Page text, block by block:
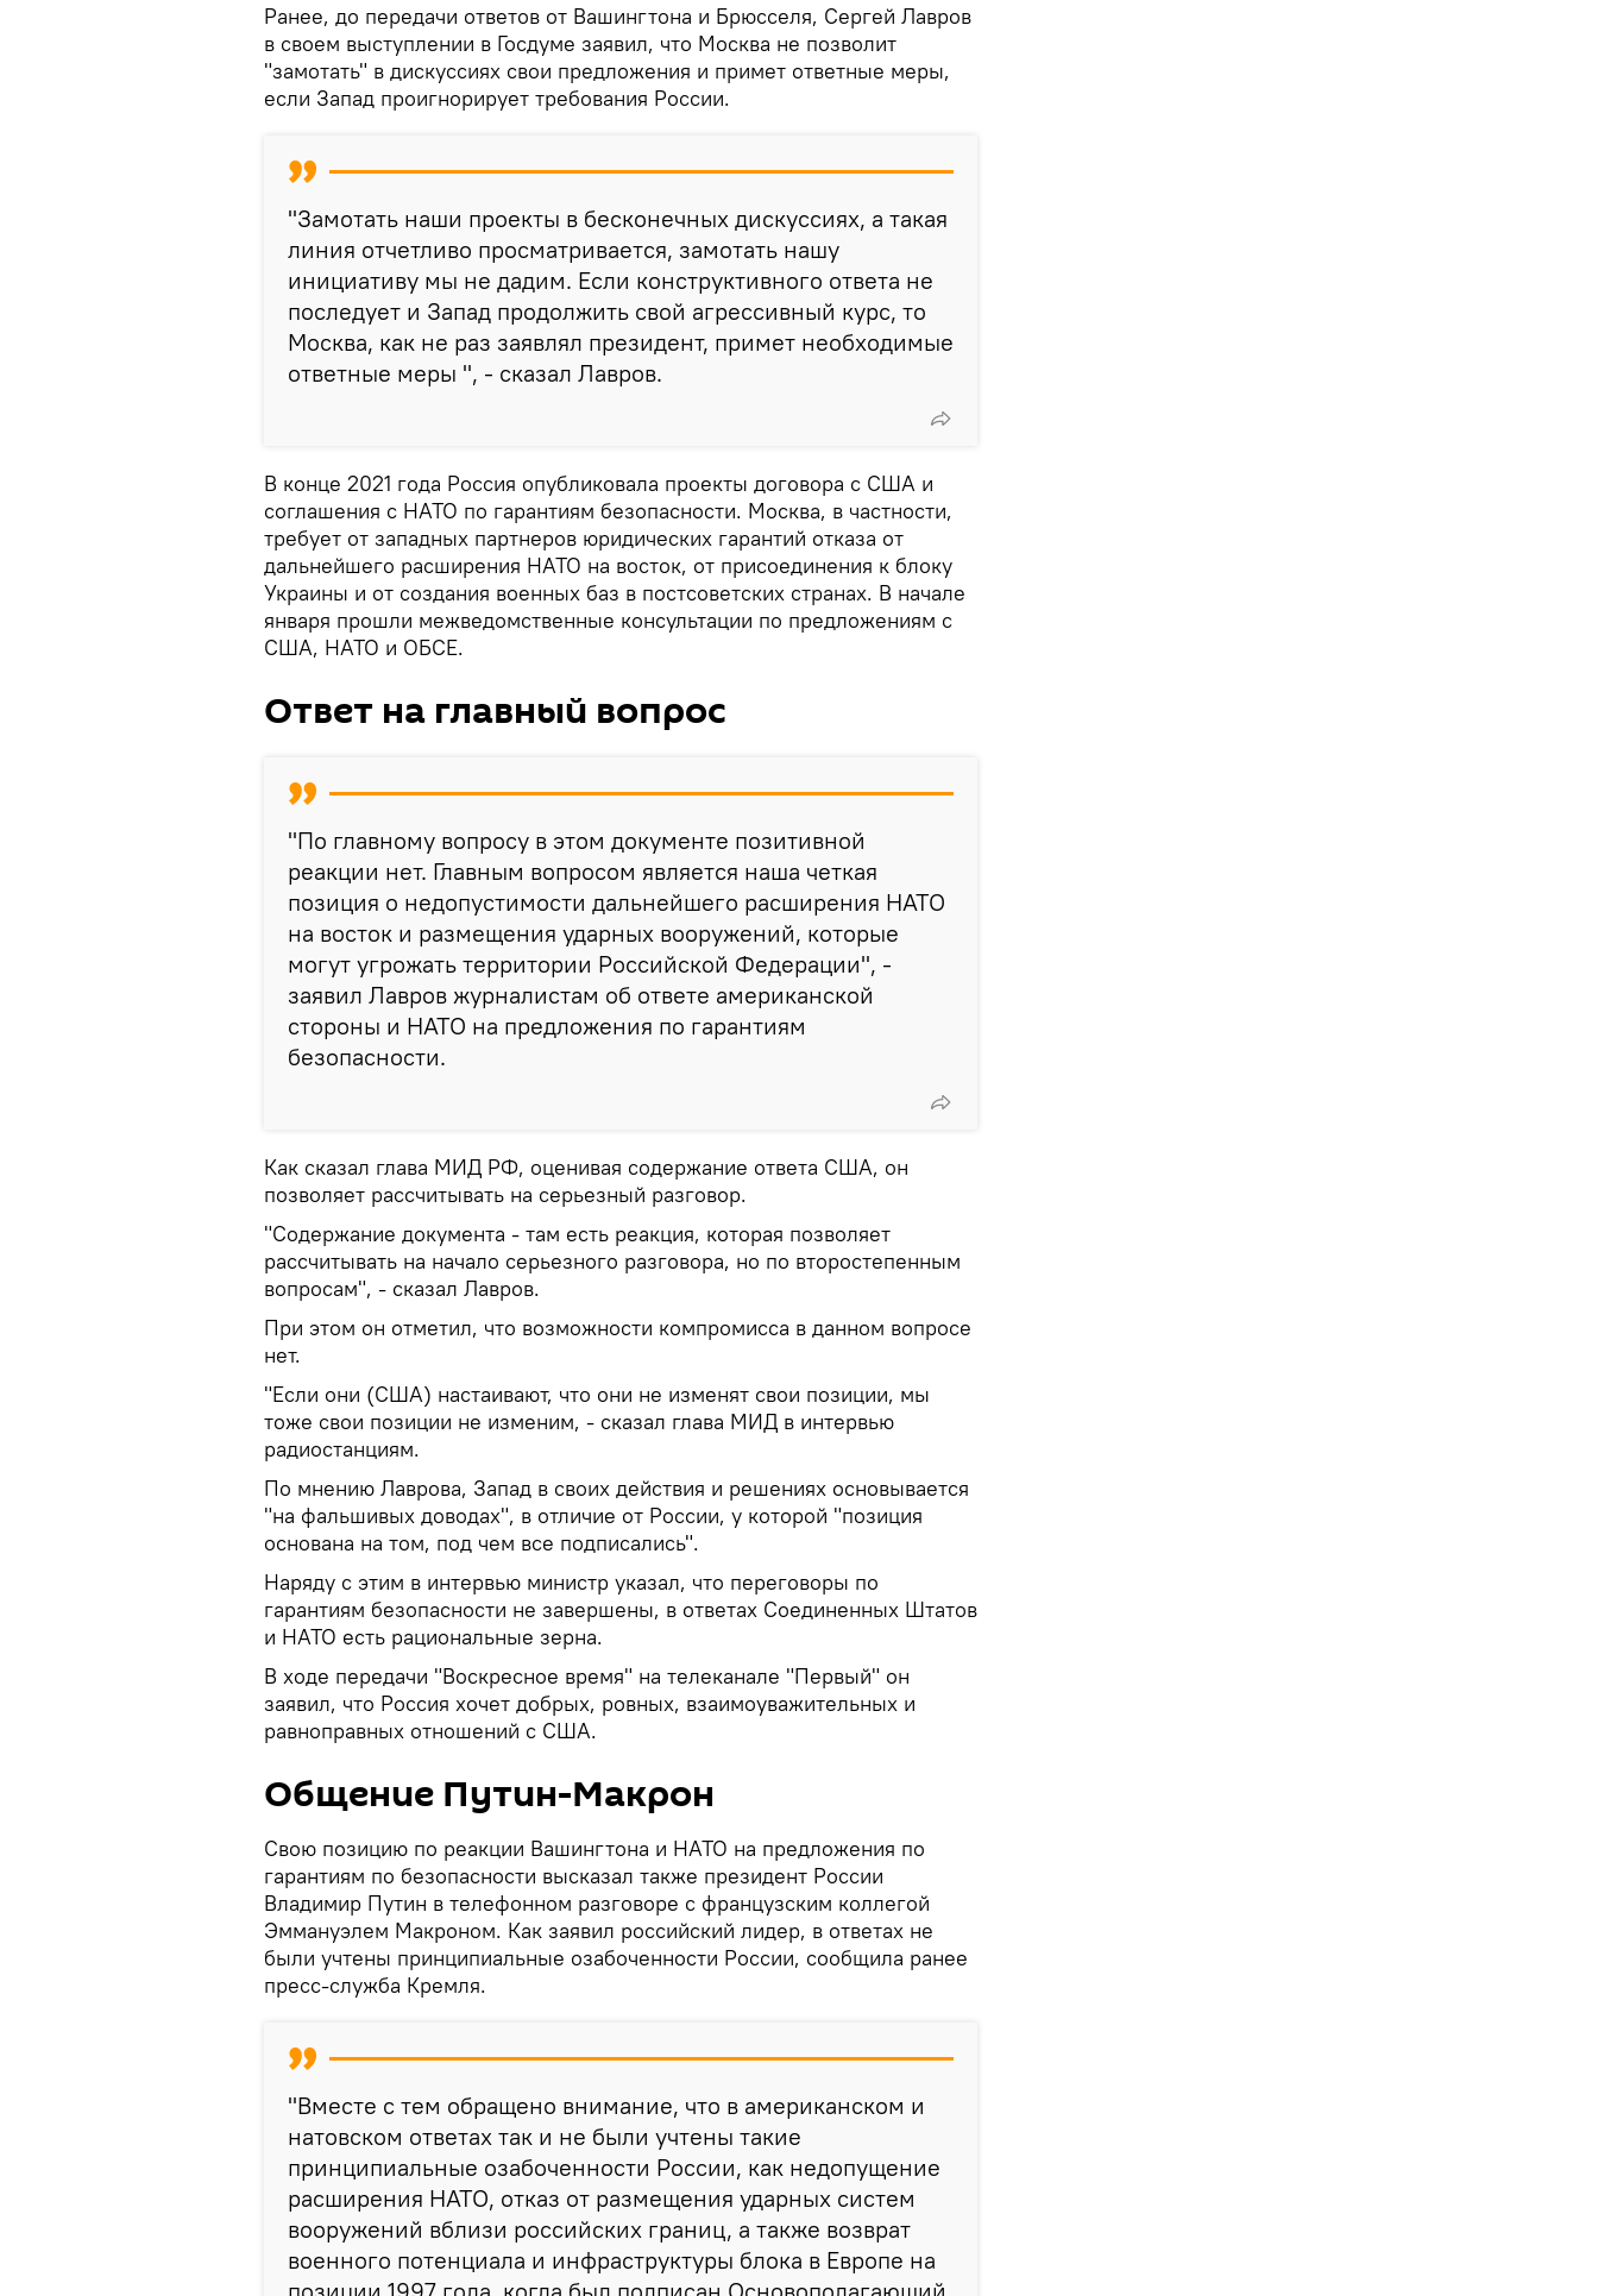
Ранее, до передачи ответов от Вашингтона и Брюсселя, Сергей Лавров
в своем выступлении в Госдуме заявил, что Москва не позволит
"замотать" в дискуссиях свои предложения и примет ответные меры,
если Запад проигнорирует требования России.
"Замотать наши проекты в бесконечных дискуссиях, а такая
линия отчетливо просматривается, замотать нашу
инициативу мы не дадим. Если конструктивного ответа не
последует и Запад продолжить свой агрессивный курс, то
Москва, как не раз заявлял президент, примет необходимые
ответные меры ", - сказал Лавров.
В конце 2021 года Россия опубликовала проекты договора с США и
соглашения с НАТО по гарантиям безопасности. Москва, в частности,
требует от западных партнеров юридических гарантий отказа от
дальнейшего расширения НАТО на восток, от присоединения к блоку
Украины и от создания военных баз в постсоветских странах. В начале
января прошли межведомственные консультации по предложениям с
США, НАТО и ОБСЕ.
Ответ на главный вопрос
"По главному вопросу в этом документе позитивной
реакции нет. Главным вопросом является наша четкая
позиция о недопустимости дальнейшего расширения НАТО
на восток и размещения ударных вооружений, которые
могут угрожать территории Российской Федерации", -
заявил Лавров журналистам об ответе американской
стороны и НАТО на предложения по гарантиям
безопасности.
Как сказал глава МИД РФ, оценивая содержание ответа США, он
позволяет рассчитывать на серьезный разговор.
"Содержание документа - там есть реакция, которая позволяет
рассчитывать на начало серьезного разговора, но по второстепенным
вопросам", - сказал Лавров.
При этом он отметил, что возможности компромисса в данном вопросе
нет.
"Если они (США) настаивают, что они не изменят свои позиции, мы
тоже свои позиции не изменим, - сказал глава МИД в интервью
радиостанциям.
По мнению Лаврова, Запад в своих действия и решениях основывается
"на фальшивых доводах", в отличие от России, у которой "позиция
основана на том, под чем все подписались".
Наряду с этим в интервью министр указал, что переговоры по
гарантиям безопасности не завершены, в ответах Соединенных Штатов
и НАТО есть рациональные зерна.
В ходе передачи "Воскресное время" на телеканале "Первый" он
заявил, что Россия хочет добрых, ровных, взаимоуважительных и
равноправных отношений с США.
Общение Путин-Макрон
Свою позицию по реакции Вашингтона и НАТО на предложения по
гарантиям по безопасности высказал также президент России
Владимир Путин в телефонном разговоре с французским коллегой
Эммануэлем Макроном. Как заявил российский лидер, в ответах не
были учтены принципиальные озабоченности России, сообщила ранее
пресс-служба Кремля.
"Вместе с тем обращено внимание, что в американском и
натовском ответах так и не были учтены такие
принципиальные озабоченности России, как недопущение
расширения НАТО, отказ от размещения ударных систем
вооружений вблизи российских границ, а также возврат
военного потенциала и инфраструктуры блока в Европе на
позиции 1997 года, когда был подписан Основополагающий